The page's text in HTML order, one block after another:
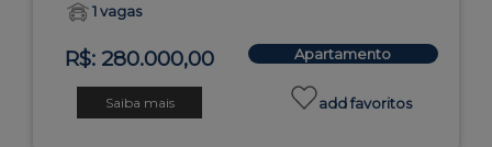
1 vagas
R$: 280.000,00 Apartamento
Saiba mais add favoritos